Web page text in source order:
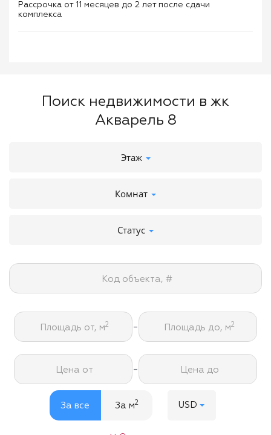
Рассрочка от 11 месяцев до 2 лет после сдачи
комплекса
Поиск недвижимости в жк
Акварель 8
Этаж
Комнат
Статус
Код объекта, #
Площадь от, м2 - Площадь до, м2
Цена от - Цена до
За все За м2 USD